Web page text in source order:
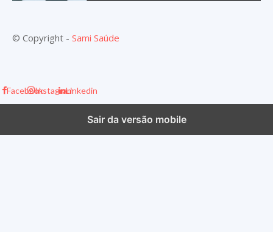
© Copyright - Sami Saúde
FacebookInstagramLinkedin
Sair da versão mobile